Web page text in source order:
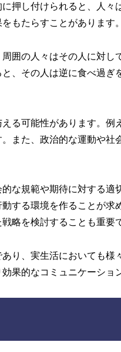
押し付けられると、人
もたらすことがあります。
囲の人々はその人に対
、その人は逆に食べ過
る可能性があります。
また、政治的な運動や
な規範や期待に対する
する環境を作ることが
略を検討することも重要
り、実生活においても
果的なコミュニケーショ